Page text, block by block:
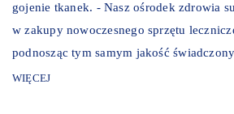
gojenie tkanek. - Nasz ośrodek zdrowia
w zakupy nowoczesnego sprzętu
podnosząc tym samym jakość
WIĘCEJ